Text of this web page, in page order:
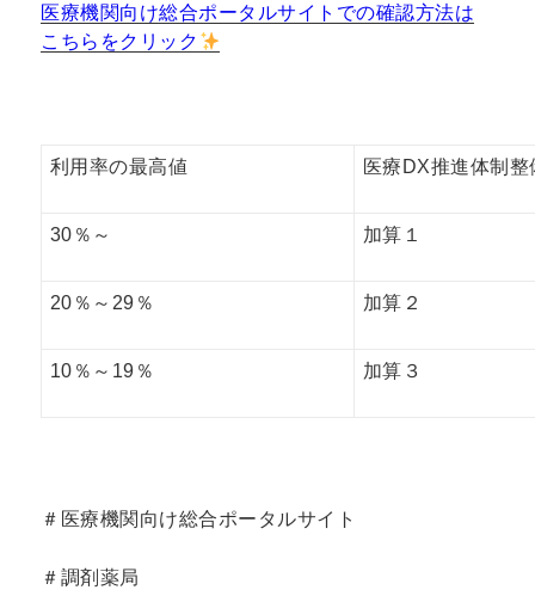
医療機関向け総合ポータルサイトでの確認方法は
こちらをクリック
利用率の最高値 医療DX推進体制整
30％～ 加算１
20％～29％ 加算２
10％～19％ 加算３
＃医療機関向け総合ポータルサイト
＃調剤薬局